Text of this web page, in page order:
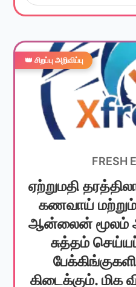
👑 சிறப்பு அறிவிப்பு
FRESH
ஏற்றுமதி
கணவாய்
ஆன்லைன் மூலம்
சுத்தம்
கிடைக்கும். மிக